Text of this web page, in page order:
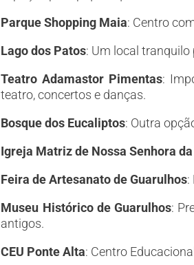
Parque Shopping Maia: Centro
Lago dos Patos: Um local tranquilo
Teatro Adamastor Pimentas:
teatro, concertos e danças.
Bosque dos Eucaliptos: Outra
Igreja Matriz de Nossa Senhora
Feira de Artesanato de Guarulhos:
Museu Histórico de Guarulhos:
antigos.
CEU Ponte Alta: Centro